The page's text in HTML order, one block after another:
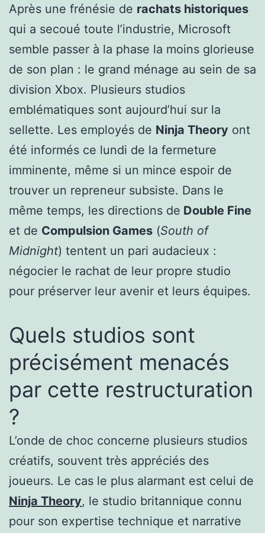
Après une frénésie de rachats historiques
qui a secoué toute l’industrie, Microsoft
semble passer à la phase la moins glorieuse
de son plan : le grand ménage au sein de sa
division Xbox. Plusieurs studios
emblématiques sont aujourd’hui sur la
sellette. Les employés de Ninja Theory ont
été informés ce lundi de la fermeture
imminente, même si un mince espoir de
trouver un repreneur subsiste. Dans le
même temps, les directions de Double Fine
et de Compulsion Games (South of
Midnight) tentent un pari audacieux :
négocier le rachat de leur propre studio
pour préserver leur avenir et leurs équipes.
Quels studios sont
précisément menacés
par cette restructuration
?
L’onde de choc concerne plusieurs studios
créatifs, souvent très appréciés des
joueurs. Le cas le plus alarmant est celui de
Ninja Theory, le studio britannique connu
pour son expertise technique et narrative